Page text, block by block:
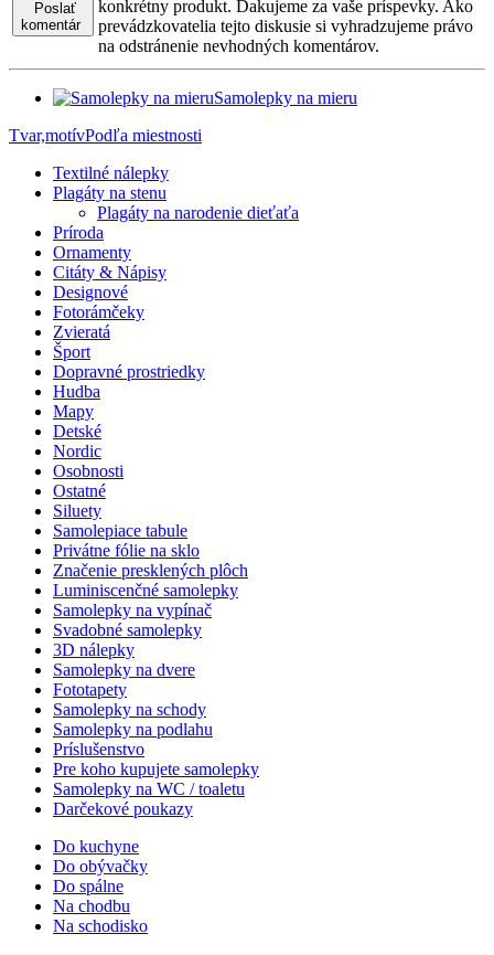
Poslať
komentár
konkrétny produkt. Ďakujeme za vaše príspevky. Ako
prevádzkovatelia tejto diskusie si vyhradzujeme právo
na odstránenie nevhodných komentárov.
Samolepky na mieru
Tvar,motívPodľa miestnosti
Textilné nálepky
Plagáty na stenu
Plagáty na narodenie dieťaťa
Príroda
Ornamenty
Citáty & Nápisy
Designové
Fotorámčeky
Zvieratá
Šport
Dopravné prostriedky
Hudba
Mapy
Detské
Nordic
Osobnosti
Ostatné
Siluety
Samolepiace tabule
Privátne fólie na sklo
Značenie presklených plôch
Luminiscenčné samolepky
Samolepky na vypínač
Svadobné samolepky
3D nálepky
Samolepky na dvere
Fototapety
Samolepky na schody
Samolepky na podlahu
Príslušenstvo
Pre koho kupujete samolepky
Samolepky na WC / toaletu
Darčekové poukazy
Do kuchyne
Do obývačky
Do spálne
Na chodbu
Na schodisko